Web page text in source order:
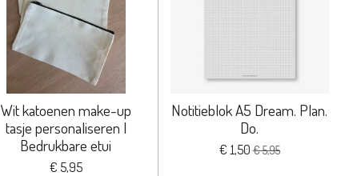
Wit katoenen make-up
tasje personaliseren |
Bedrukbare etui
€ 5,95
Notitieblok A5 Dream. Plan.
Do.
€ 1,50 € 5,95